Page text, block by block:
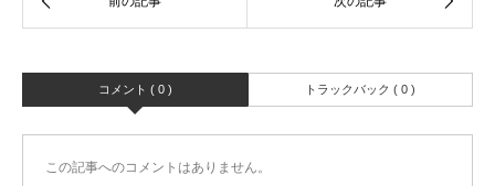
コメント ( 0 ) トラックバック ( 0 )
この記事へのコメントはありません。